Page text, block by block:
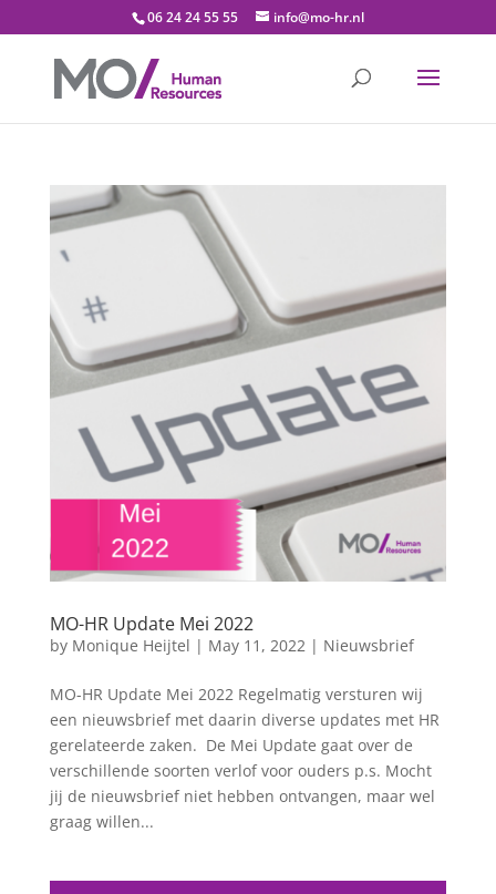
06 24 24 55 55 info@mo-hr.nl
MO-HR Update Mei 2022
by Monique Heijtel | May 11, 2022| Nieuwsbrief
MO-HR Update Mei 2022 Regelmatig versturen wij
een nieuwsbrief met daarin diverse updates met HR
gerelateerde zaken. De Mei Update gaat over de
verschillende soorten verlof voor ouders p.s. Mocht
jij de nieuwsbrief niet hebben ontvangen, maar wel
graag willen...